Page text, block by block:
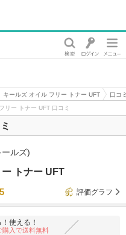
キールズ オイル フリー トナー UFT
口コ
リー トナー UFT 口コミ
ールズ)
トナー UFT
評価グラフ
使える！
購入で送料無料